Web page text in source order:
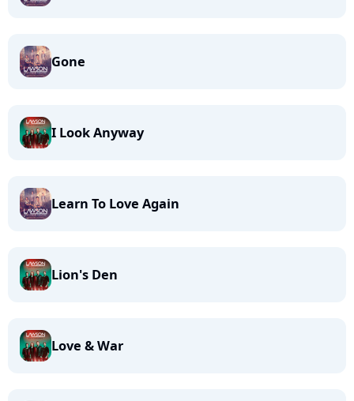
Gone
I Look Anyway
Learn To Love Again
Lion's Den
Love & War